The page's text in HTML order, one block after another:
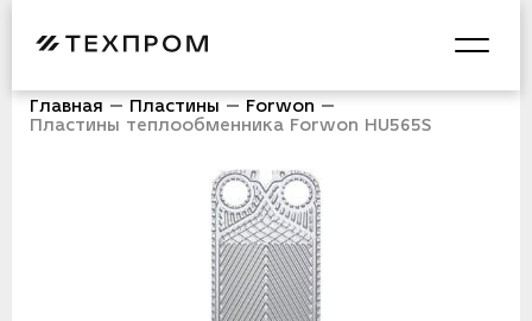
Главная Пластины
Forwon
Пластины теплообменника Forwon HU565S